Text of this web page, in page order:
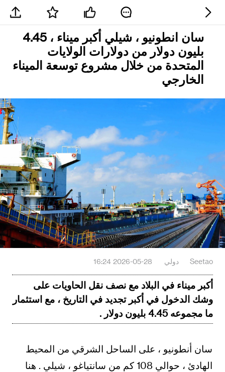
سان انطونيو ، شيلي أكبر ميناء ، 4.45
بليون دولار من دولارات الولايات
المتحدة من خلال مشروع توسعة الميناء
الخارجي
Seetao دولي 2026-05-28 16:24
أكبر ميناء في البلاد مع نصف نقل الحاويات على
وشك الدخول في أكبر تجديد في التاريخ ، مع استثمار
ما مجموعه 4.45 بليون دولار .
سان أنطونيو ، على الساحل الشرقي من المحيط
الهادئ ، حوالي 108 كم من سانتياغو ، شيلي . هنا